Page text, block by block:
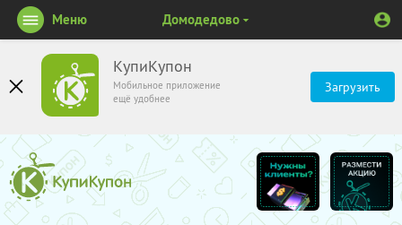
КупиКупон
Мобильное приложение
ещё удобнее
Загрузить
Меню Домодедово